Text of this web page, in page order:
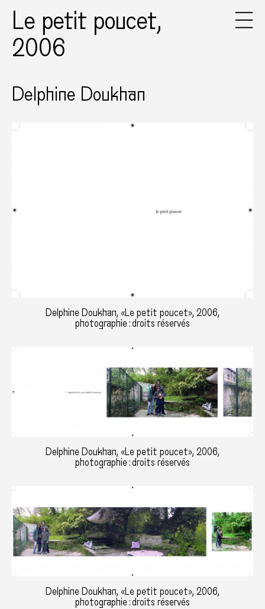
Le petit poucet,
2006
Delphine Doukhan
Delphine Doukhan, «Le petit poucet», 2006,
photographie : droits réservés
Delphine Doukhan, «Le petit poucet», 2006,
photographie : droits réservés
Delphine Doukhan, «Le petit poucet», 2006,
photographie : droits réservés